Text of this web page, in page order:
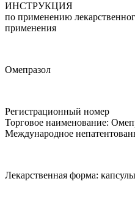
ИНСТРУКЦИЯ
по применению
применения
Омепразол
Регистрационный номер
Торговое наименование:
Международное
Лекарственная форма: